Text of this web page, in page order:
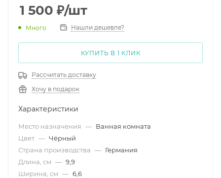
1 500 ₽/шт
Много Нашли дешевле?
КУПИТЬ В 1 КЛИК
Рассчитать доставку
Хочу в подарок
Характеристики
Место назначения — Ванная комната
Цвет — Чёрный
Страна производства — Германия
Длина, см — 9,9
Ширина, см — 6,6